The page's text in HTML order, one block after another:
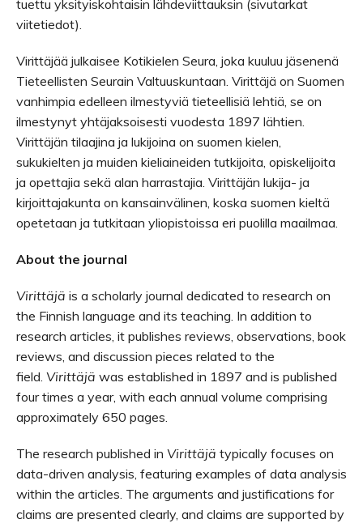
tuettu yksityiskohtaisin lähdeviittauksin (sivutarkat
viitetiedot).
Virittäjää julkaisee Kotikielen Seura, joka kuuluu jäsenenä
Tieteellisten Seurain Valtuuskuntaan. Virittäjä on Suomen
vanhimpia edelleen ilmestyviä tieteellisiä lehtiä, se on
ilmestynyt yhtäjaksoisesti vuodesta 1897 lähtien.
Virittäjän tilaajina ja lukijoina on suomen kielen,
sukukielten ja muiden kieliaineiden tutkijoita, opiskelijoita
ja opettajia sekä alan harrastajia. Virittäjän lukija- ja
kirjoittajakunta on kansainvälinen, koska suomen kieltä
opetetaan ja tutkitaan yliopistoissa eri puolilla maailmaa.
About the journal
Virittäjä is a scholarly journal dedicated to research on
the Finnish language and its teaching. In addition to
research articles, it publishes reviews, observations, book
reviews, and discussion pieces related to the
field. Virittäjä was established in 1897 and is published
four times a year, with each annual volume comprising
approximately 650 pages.
The research published in Virittäjä typically focuses on
data-driven analysis, featuring examples of data analysis
within the articles. The arguments and justifications for
claims are presented clearly, and claims are supported by